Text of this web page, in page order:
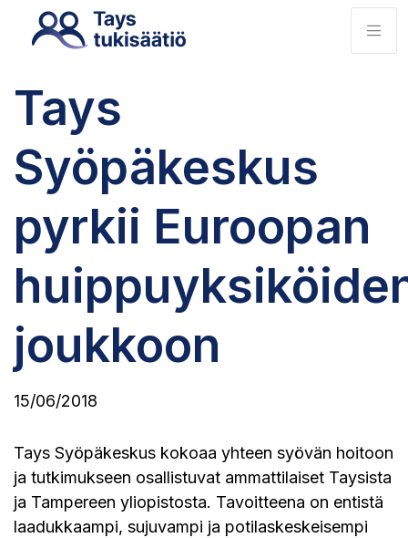
Tays
Syöpäkeskus
pyrkii Euroopan
joukkoon
15/06/2018
Tays Syöpäkeskus kokoaa yhteen syövän hoitoon
ja tutkimukseen osallistuvat ammattilaiset Taysista
ja Tampereen yliopistosta. Tavoitteena on entistä
laadukkaampi, sujuvampi ja potilaskeskeisempi